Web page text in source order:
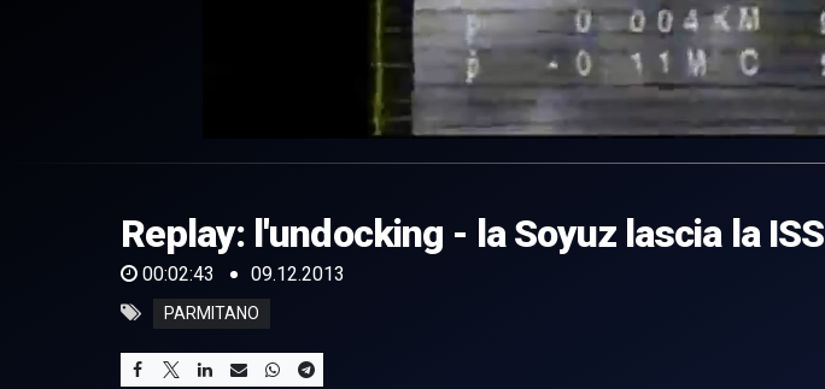
of
43
secondsVolume
0%
Replay: l'undocking - la Soyuz lascia la ISS
00:02:43 09.12.2013
PARMITANO